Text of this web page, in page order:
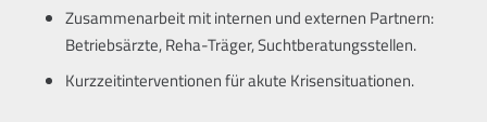
Zusammenarbeit mit internen und externen Partnern:
Betriebsärzte, Reha-Träger, Suchtberatungsstellen.
Kurzzeitinterventionen für akute Krisensituationen.